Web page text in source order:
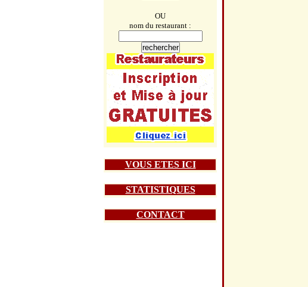
OU
nom du restaurant :
VOUS ETES ICI
STATISTIQUES
CONTACT